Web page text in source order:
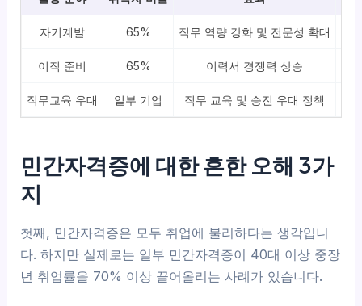
자기계발 65% 직무 역량 강화 및 전문성 확대
이직 준비 65% 이력서 경쟁력 상승
직무교육 우대 일부 기업 직무 교육 및 승진 우대 정책
민간자격증에 대한 흔한 오해 3가
지
첫째, 민간자격증은 모두 취업에 불리하다는 생각입니
다. 하지만 실제로는 일부 민간자격증이 40대 이상 중장
년 취업률을 70% 이상 끌어올리는 사례가 있습니다.